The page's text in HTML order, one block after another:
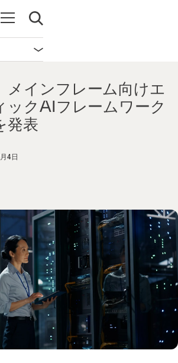
Open navigation
Open search
Open navigation
メインフレーム向けエ
ックAIフレームワーク
発表
4日